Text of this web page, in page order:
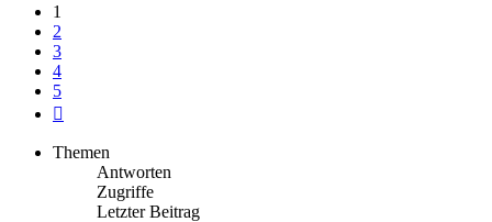
1
2
3
4
5
Themen
Antworten
Zugriffe
Letzter Beitrag